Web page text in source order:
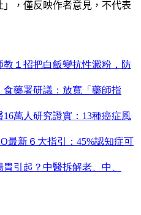
，僅反映作者意見，不代表
１招把白飯變抗性澱粉，防
藥署研議：放寬「藥師指
萬人研究證實：13種癌症風
最新６大指引：45%認知症可
引起？中醫拆解老、中、